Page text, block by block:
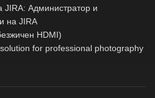
JIRA: Администратор и
на JIRA
HDMI)
for professional photography